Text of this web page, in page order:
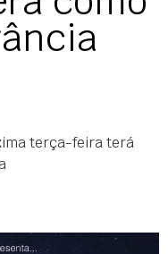
terça-feira terá